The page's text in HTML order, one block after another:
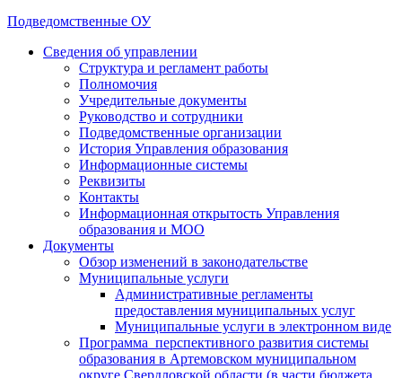
Подведомственные ОУ
Сведения об управлении
Структура и регламент работы
Полномочия
Учредительные документы
Руководство и сотрудники
Подведомственные организации
История Управления образования
Информационные системы
Реквизиты
Контакты
Информационная открытость Управления
образования и МОО
Документы
Обзор изменений в законодательстве
Муниципальные услуги
Административные регламенты
предоставления муниципальных услуг
Муниципальные услуги в электронном виде
Программа перспективного развития системы
образования в Артемовском муниципальном